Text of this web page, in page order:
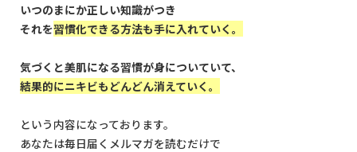
いつのまにか正しい知識がつき
それを習慣化できる方法も手に入れていく。
気づくと美肌になる習慣が身についていて、
結果的にニキビもどんどん消えていく。
という内容になっております。
あなたは毎日届くメルマガを読むだけで